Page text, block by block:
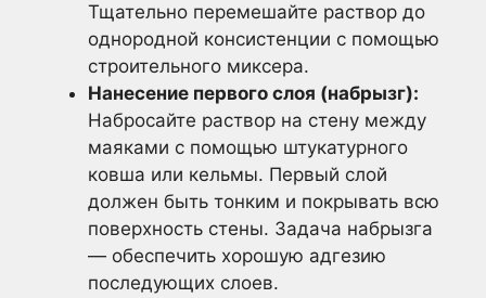
Тщательно перемешайте раствор до
однородной консистенции с помощью
строительного миксера.
Нанесение первого слоя (набрызг):
Набросайте раствор на стену между
маяками с помощью штукатурного
ковша или кельмы. Первый слой
должен быть тонким и покрывать всю
поверхность стены. Задача набрызга
— обеспечить хорошую адгезию
последующих слоев.